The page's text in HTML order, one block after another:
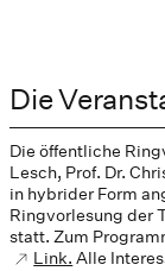
Die
Die öffentliche
Lesch, Prof. Dr.
in hybrider Form
Ringvorlesung der
statt. Zum
Link. Alle